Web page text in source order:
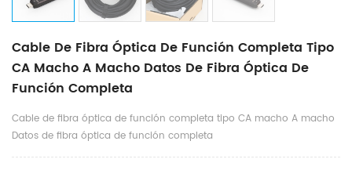
Cable De Fibra Óptica De Función Completa Tipo
CA Macho A Macho Datos De Fibra Óptica De
Función Completa
Cable de fibra óptica de función completa tipo CA macho A macho
Datos de fibra óptica de función completa